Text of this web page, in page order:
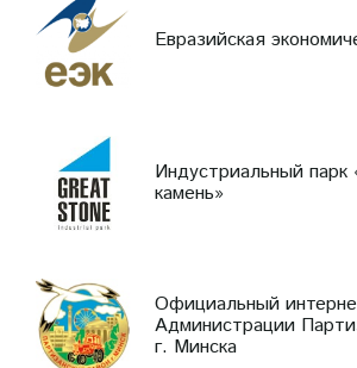
Евразийская
Индустриальный парк
камень»
Официальный
Администрации
г. Минска